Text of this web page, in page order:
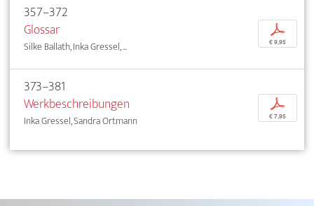
357–372
Glossar
Silke Ballath, Inka Gressel, ...
p
€ 9,95
373–381
Werkbeschreibungen
Inka Gressel, Sandra Ortmann
p
€ 7,95